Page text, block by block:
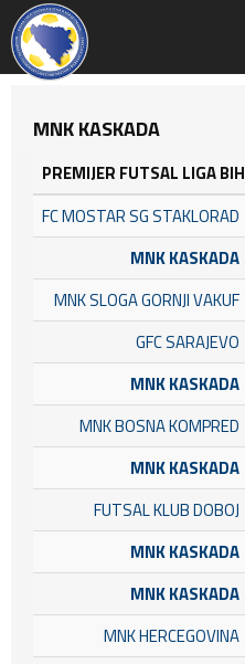
MNK KASKADA
PREMIJER FUTSAL LIGA BIH
FC MOSTAR SG STAKLORAD
MNK KASKADA
MNK SLOGA GORNJI VAKUF
GFC SARAJEVO
MNK KASKADA
MNK BOSNA KOMPRED
MNK KASKADA
FUTSAL KLUB DOBOJ
MNK KASKADA
MNK KASKADA
MNK HERCEGOVINA